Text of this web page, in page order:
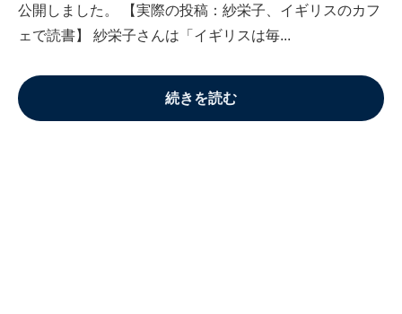
公開しました。 【実際の投稿：紗栄子、イギリスのカフ
ェで読書】 紗栄子さんは「イギリスは毎...
続きを読む